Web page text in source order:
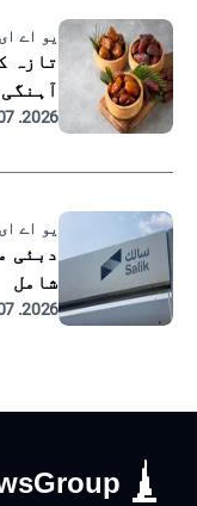
یو اے
تازہ
آہنگی
2026. 07. 21
یو اے
شامل
2026. 07. 17